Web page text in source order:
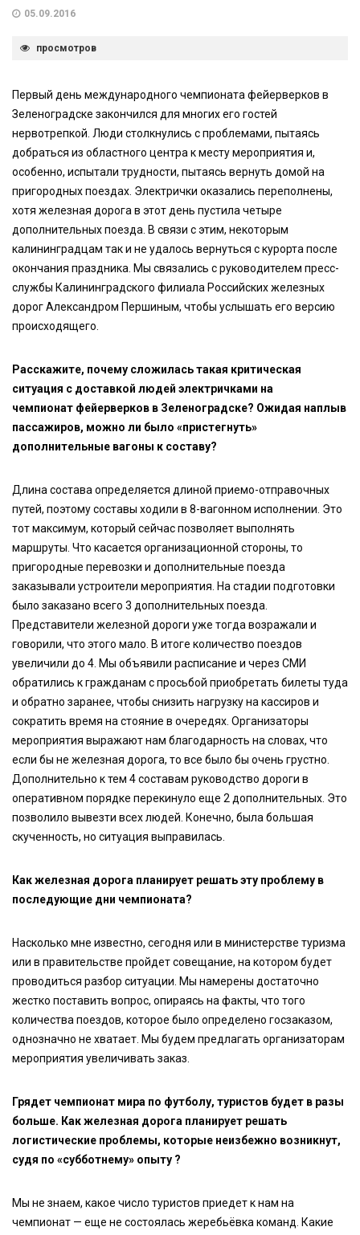
05.09.2016
просмотров
Первый день международного чемпионата фейерверков в
Зеленоградске закончился для многих его гостей
нервотрепкой. Люди столкнулись с проблемами, пытаясь
добраться из областного центра к месту мероприятия и,
особенно, испытали трудности, пытаясь вернуть домой на
пригородных поездах. Электрички оказались переполнены,
хотя железная дорога в этот день пустила четыре
дополнительных поезда. В связи с этим, некоторым
калининградцам так и не удалось вернуться с курорта после
окончания праздника. Мы связались с руководителем пресс-
службы Калининградского филиала Российских железных
дорог Александром Першиным, чтобы услышать его версию
происходящего.
Расскажите, почему сложилась такая критическая
ситуация с доставкой людей электричками на
чемпионат фейерверков в Зеленоградске? Ожидая наплыв
пассажиров, можно ли было «пристегнуть»
дополнительные вагоны к составу?
Длина состава определяется длиной приемо-отправочных
путей, поэтому составы ходили в 8-вагонном исполнении. Это
тот максимум, который сейчас позволяет выполнять
маршруты. Что касается организационной стороны, то
пригородные перевозки и дополнительные поезда
заказывали устроители мероприятия. На стадии подготовки
было заказано всего 3 дополнительных поезда.
Представители железной дороги уже тогда возражали и
говорили, что этого мало. В итоге количество поездов
увеличили до 4. Мы объявили расписание и через СМИ
обратились к гражданам с просьбой приобретать билеты туда
и обратно заранее, чтобы снизить нагрузку на кассиров и
сократить время на стояние в очередях. Организаторы
мероприятия выражают нам благодарность на словах, что
если бы не железная дорога, то все было бы очень грустно.
Дополнительно к тем 4 составам руководство дороги в
оперативном порядке перекинуло еще 2 дополнительных. Это
позволило вывезти всех людей. Конечно, была большая
скученность, но ситуация выправилась.
Как железная дорога планирует решать эту проблему в
последующие дни чемпионата?
Насколько мне известно, сегодня или в министерстве туризма
или в правительстве пройдет совещание, на котором будет
проводиться разбор ситуации. Мы намерены достаточно
жестко поставить вопрос, опираясь на факты, что того
количества поездов, которое было определено госзаказом,
однозначно не хватает. Мы будем предлагать организаторам
мероприятия увеличивать заказ.
Грядет чемпионат мира по футболу, туристов будет в разы
больше. Как железная дорога планирует решать
логистические проблемы, которые неизбежно возникнут,
судя по «субботнему» опыту ?
Мы не знаем, какое число туристов приедет к нам на
чемпионат — еще не состоялась жеребьёвка команд. Какие